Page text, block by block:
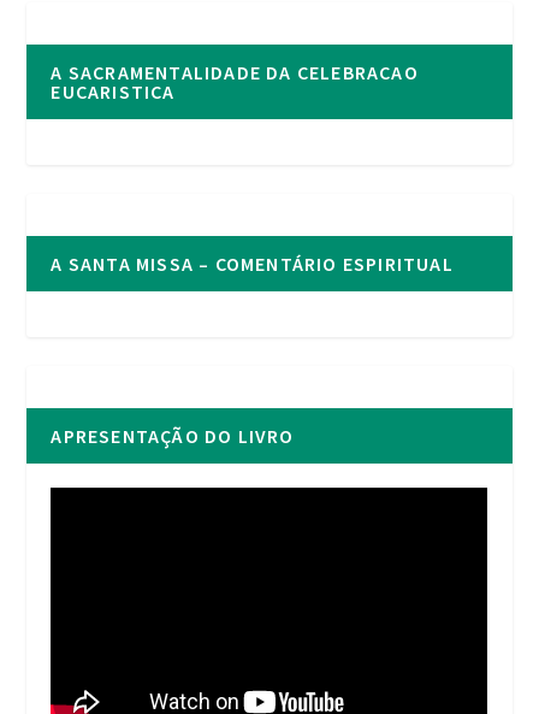
A SACRAMENTALIDADE DA CELEBRACAO
EUCARISTICA
A SANTA MISSA – COMENTÁRIO ESPIRITUAL
APRESENTAÇÃO DO LIVRO